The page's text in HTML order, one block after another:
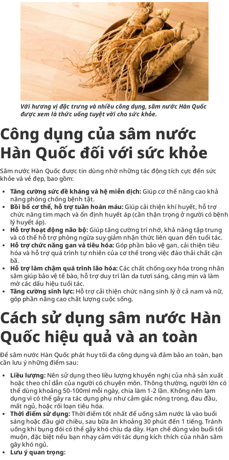
Với hương vị đặc trưng và nhiều công dụng, sâm nước Hàn Quốc
được xem là thức uống tuyệt vời cho sức khỏe.
Công dụng của sâm nước
Hàn Quốc đối với sức khỏe
Sâm nước Hàn Quốc được tin dùng nhờ những tác động tích cực đến sức
khỏe và vẻ đẹp, bao gồm:
Tăng cường sức đề kháng và hệ miễn dịch:Giúp cơ thể nâng cao khả
năng phòng chống bệnh tật.
Bồi bổ cơ thể, hỗ trợ tuần hoàn máu:Giúp cải thiện khí huyết, hỗ trợ
chức năng tim mạch và ổn định huyết áp (cần thận trọng ở người có bệnh
lý huyết áp).
Hỗ trợ hoạt động não bộ:Giúp tăng cường trí nhớ, khả năng tập trung
và có thể hỗ trợ phòng ngừa suy giảm nhận thức liên quan đến tuổi tác.
Hỗ trợ chức năng gan và tiêu hóa:Góp phần bảo vệ gan, cải thiện tiêu
hóa và hỗ trợ quá trình tự nhiên của cơ thể trong việc đào thải chất cặn
bã.
Hỗ trợ làm chậm quá trình lão hóa:Các chất chống oxy hóa trong nhân
sâm giúp bảo vệ tế bào, hỗ trợ duy trì làn da tươi sáng, căng mịn và làm
mờ các dấu hiệu tuổi tác.
Tăng cường sinh lực: Hỗ trợ cải thiện chức năng sinh lý ở cả nam và nữ,
góp phần nâng cao chất lượng cuộc sống.
Cách sử dụng sâm nước Hàn
Quốc hiệu quả và an toàn
Để sâm nước Hàn Quốc phát huy tối đa công dụng và đảm bảo an toàn, bạn
cần lưu ý những điểm sau:
Liều lượng: Nên sử dụng theo liều lượng khuyến nghị của nhà sản xuất
hoặc theo chỉ dẫn của người có chuyên môn. Thông thường, người lớn có
thể dùng khoảng 50-100ml mỗi ngày, chia làm 1-2 lần. Không nên lạm
dụng vì có thể gây ra tác dụng phụ như cảm giác nóng trong, đau đầu,
mất ngủ, hoặc rối loạn tiêu hóa.
Thời điểm sử dụng:Thời điểm tốt nhất để uống sâm nước là vào buổi
sáng hoặc đầu giờ chiều, sau bữa ăn khoảng 30 phút đến 1 tiếng. Tránh
uống khi bụng đói có thể gây khó chịu dạ dày. Hạn chế dùng vào buổi tối
muộn, đặc biệt nếu bạn nhạy cảm với tác dụng kích thích của nhân sâm
gây khó ngủ.
Lưu ý quan trọng: